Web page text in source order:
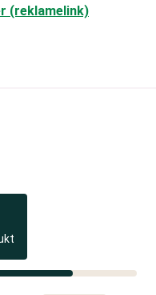
(reklamelink)